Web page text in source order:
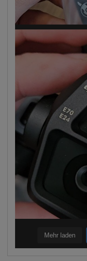
Mehr laden